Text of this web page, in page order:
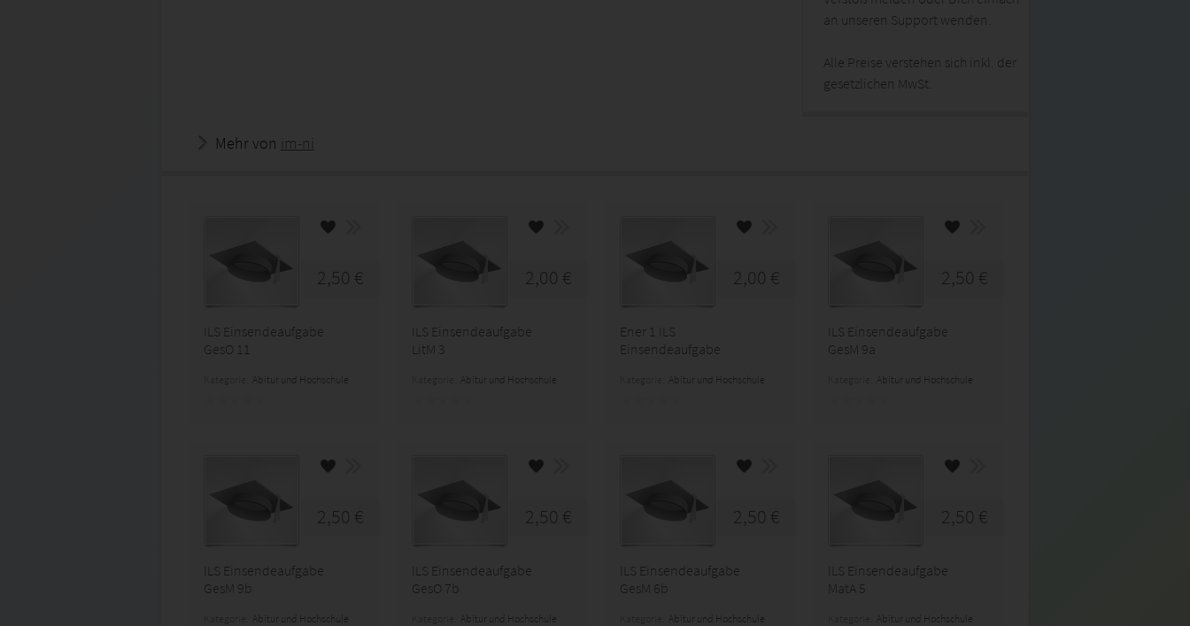
an unseren Support wenden.
Alle Preise verstehen sich inkl. der
gesetzlichen MwSt.
Mehr von im-ni
2,50 €
ILS Einsendeaufgabe
GesO 11
Abitur und Hochschule
2,00 €
ILS Einsendeaufgabe
LitM 3
Abitur und Hochschule
2,00 €
Ener 1 ILS
Einsendeaufgabe
Abitur und Hochschule
2,50 €
ILS Einsendeaufgabe
GesM 9a
Abitur und Hochschule
2,50 €
ILS Einsendeaufgabe
GesM 9b
Abitur und Hochschule
2,50 €
ILS Einsendeaufgabe
GesO 7b
Abitur und Hochschule
2,50 €
ILS Einsendeaufgabe
GesM 6b
Abitur und Hochschule
2,50 €
ILS Einsendeaufgabe
MatA 5
Abitur und Hochschule